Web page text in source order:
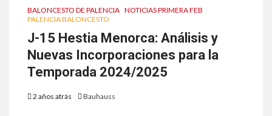
BALONCESTO DE PALENCIA NOTICIAS PRIMERA FEB
PALENCIA BALONCESTO
J-15 Hestia Menorca: Análisis y
Nuevas Incorporaciones para la
Temporada 2024/2025
2 años atrás Bauhauss